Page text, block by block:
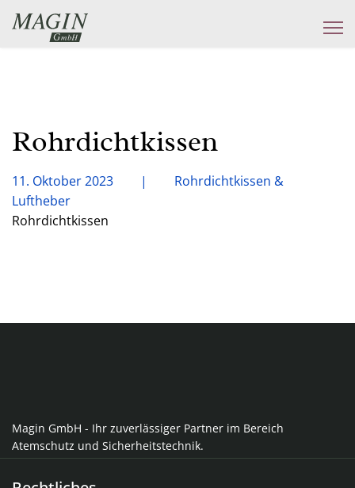
Rohrdichtkissen
11. Oktober 2023
Rohrdichtkissen &
Luftheber
Rohrdichtkissen
Magin GmbH - Ihr zuverlässiger Partner im Bereich
Atemschutz und Sicherheitstechnik.